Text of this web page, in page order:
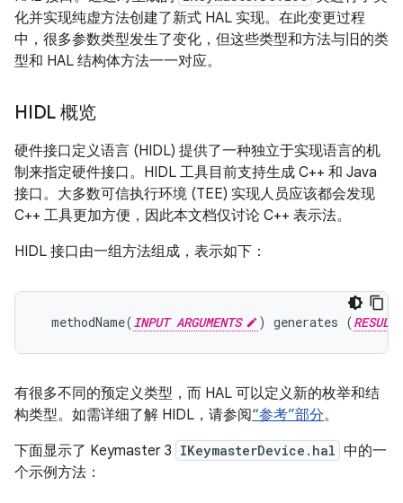
化并实现纯虚方法创建了新式 HAL 实现。在此变更过程
中，很多参数类型发生了变化，但这些类型和方法与旧的类
型和 HAL 结构体方法一一对应。
HIDL 概览
硬件接口定义语言 (HIDL) 提供了一种独立于实现语言的机
制来指定硬件接口。HIDL 工具目前支持生成 C++ 和 Java
接口。大多数可信执行环境 (TEE) 实现人员应该都会发现
C++ 工具更加方便，因此本文档仅讨论 C++ 表示法。
HIDL 接口由一组方法组成，表示如下：
  methodName(
INPUT ARGUMENTS ) generates (RESULT
有很多不同的预定义类型，而 HAL 可以定义新的枚举和结
构类型。如需详细了解 HIDL，请参阅“参考”部分。
下面显示了 Keymaster 3 IKeymasterDevice.hal 中的一
个示例方法：